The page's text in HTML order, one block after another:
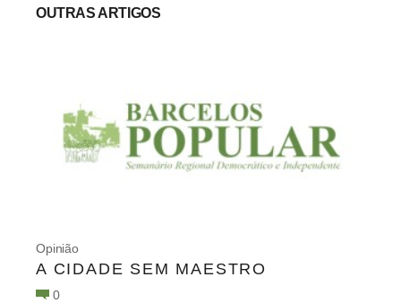
OUTRAS ARTIGOS
Opinião
A CIDADE SEM MAESTRO
0